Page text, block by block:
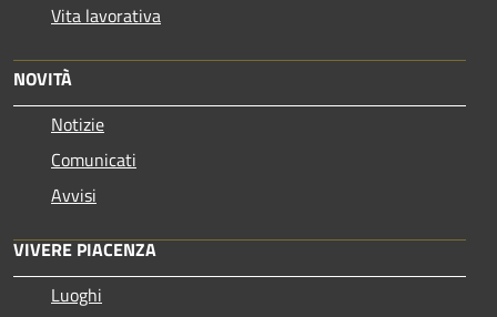
Vita lavorativa
NOVITÀ
Notizie
Comunicati
Avvisi
VIVERE PIACENZA
Luoghi